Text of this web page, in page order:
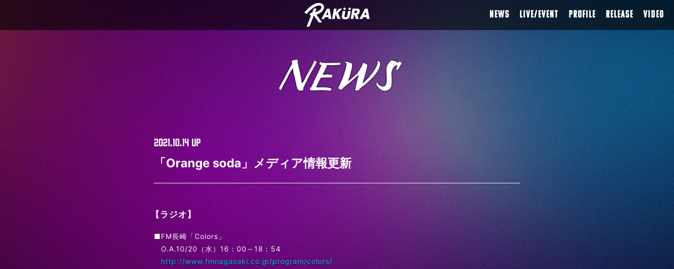
NEWS LIVE/EVENT PROFILE RELEASE VIDEO
NEWS
2021.10.14 UP
「Orange soda」メディア情報更新
【 ラジオ】
■FM長崎「Colors」
O.A.10/20（水）16：00～18：54
http://www.fmnagasaki.co.jp/program/colors/